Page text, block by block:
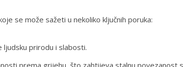
se može sažeti u nekoliko ključnih poruka:
ljudsku prirodu i slabosti.
prema grijehu, što zahtijeva stalnu povezanost s